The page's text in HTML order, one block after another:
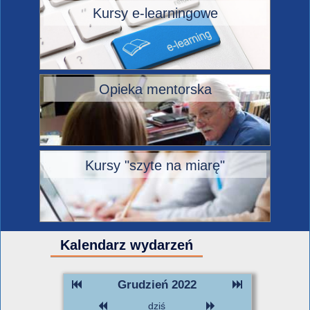
Kursy e-learningowe
Opieka mentorska
Kursy "szyte na miarę"
Kalendarz wydarzeń
Grudzień 2022
dziś